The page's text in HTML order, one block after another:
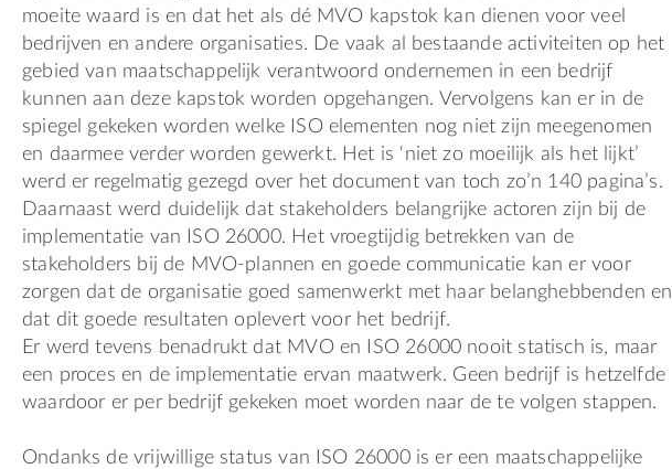
moeite waard is en dat het als dé MVO kapstok kan dienen voor veel
bedrijven en andere organisaties. De vaak al bestaande activiteiten op het
gebied van maatschappelijk verantwoord ondernemen in een bedrijf
kunnen aan deze kapstok worden opgehangen. Vervolgens kan er in de
spiegel gekeken worden welke ISO elementen nog niet zijn meegenomen
en daarmee verder worden gewerkt. Het is ‘niet zo moeilijk als het lijkt’
werd er regelmatig gezegd over het document van toch zo’n 140 pagina’s.
Daarnaast werd duidelijk dat stakeholders belangrijke actoren zijn bij de
implementatie van ISO 26000. Het vroegtijdig betrekken van de
stakeholders bij de MVO-plannen en goede communicatie kan er voor
zorgen dat de organisatie goed samenwerkt met haar belanghebbenden en
dat dit goede resultaten oplevert voor het bedrijf.
Er werd tevens benadrukt dat MVO en ISO 26000 nooit statisch is, maar
een proces en de implementatie ervan maatwerk. Geen bedrijf is hetzelfde
waardoor er per bedrijf gekeken moet worden naar de te volgen stappen.
Ondanks de vrijwillige status van ISO 26000 is er een maatschappelijke